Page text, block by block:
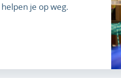
je op weg.